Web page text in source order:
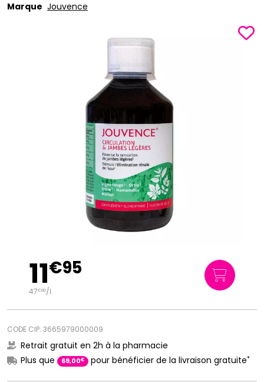
Marque Jouvence
11€95
47€80/l.
CODE CIP: 3665979000009
Retrait gratuit en 2h à la pharmacie
Plus que
69,00€ pour bénéficier de la livraison gratuite*